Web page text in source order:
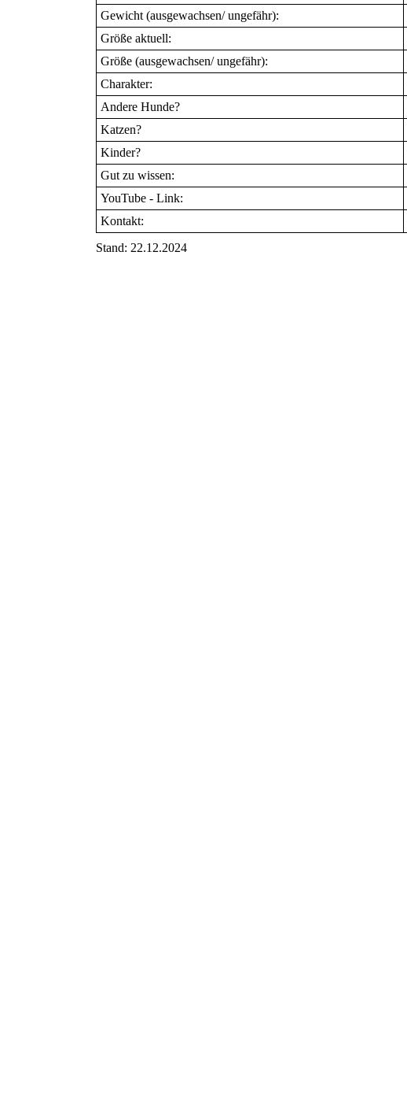
Gewicht (ausgewachsen/ ungefähr):
Größe aktuell:
Größe (ausgewachsen/ ungefähr):
Charakter:
Andere Hunde?
Katzen?
Kinder?
Gut zu wissen:
YouTube - Link:
Kontakt:
Stand: 22.12.2024